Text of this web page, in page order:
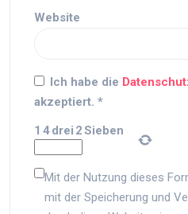
Website
Ich habe die
akzeptiert. *
1 4drei 2Sieben
Mit der Nutzung dieses
mit der Speicherung und